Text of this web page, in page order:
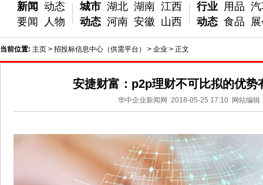
新闻
要闻
动态
人物
城市
动态
湖北 湖南 江西
河南 安徽 山西
行业
动态
用品
食品
当前位置: 主页 > 招投标信息中心（供需平台） > 企业 > 正文
安捷财富：p2p理财不可比拟的优势
华中企业新闻网 2018-05-25 17:10 网站编辑